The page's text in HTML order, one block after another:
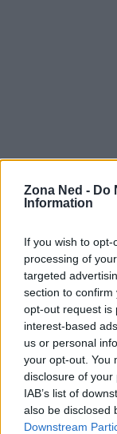
Zona Ned - Do
Information
If you wish to
processing of
targeted
section to
opt-out request is
interest-based
us or personal
your opt-out. You
disclosure of
IAB’s list of
also be disclosed
Downstream
Continua